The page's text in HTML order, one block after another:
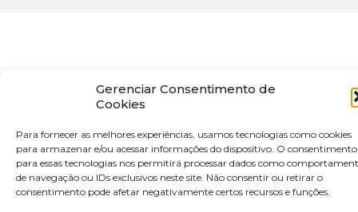
Gerenciar Consentimento de
Cookies
Para fornecer as melhores experiências, usamos tecnologias como cookies
para armazenar e/ou acessar informações do dispositivo. O consentimento
para essas tecnologias nos permitirá processar dados como
de navegação ou IDs exclusivos neste site. Não consentir ou retirar o
consentimento pode afetar negativamente certos recursos e funções.